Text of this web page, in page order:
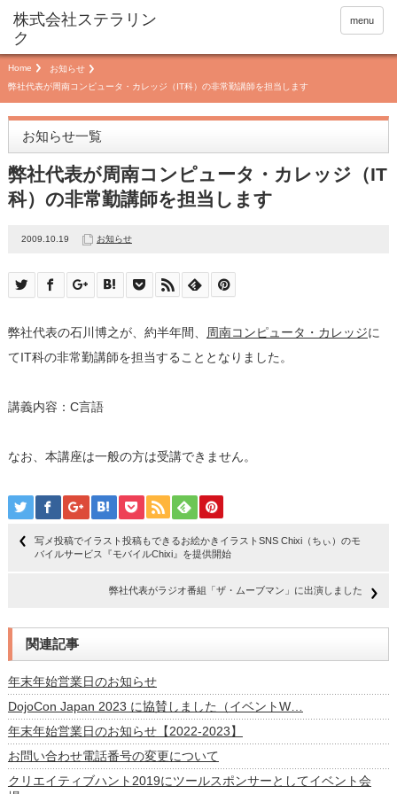
menu
Home
お知らせ
弊社代表が周南コンピュータ・カレッジ（IT科）の非常勤講師を担当します
お知らせ一覧
弊社代表が周南コンピュータ・カレッジ（IT
科）の非常勤講師を担当します
2009.10.19 お知らせ
弊社代表の石川博之が、約半年間、 周南コンピュータ・カレッジに
てIT科の非常勤講師を担当することとなりました。
講義内容：C言語
なお、本講座は一般の方は受講できません。
写メ投稿でイラスト投稿もできるお絵かきイラストSNS Chixi（ちぃ）のモ
バイルサービス『モバイルChixi』を提供開始
弊社代表がラジオ番組「ザ・ムーブマン」に出演しました
関連記事
年末年始営業日のお知らせ
DojoCon Japan 2023 に協賛しました（イベントW…
年末年始営業日のお知らせ【2022-2023】
お問い合わせ電話番号の変更について
クリエイティブハント2019にツールスポンサーとしてイベント会